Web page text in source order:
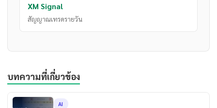
XM Signal
สัญญาณเทรดรายวัน
บทความที่เกี่ยวข้อง
AI